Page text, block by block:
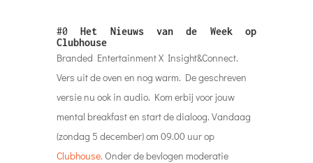
#0Het Nieuws van de Week op
Clubhouse
Branded Entertainment X Insight&Connect.
Vers uit de oven en nog warm. De geschreven
versie nu ook in audio. Kom erbij voor jouw
mental breakfast en start de dialoog. Vandaag
(zondag 5 december) om 09.00 uur op
Clubhouse. Onder de bevlogen moderatie